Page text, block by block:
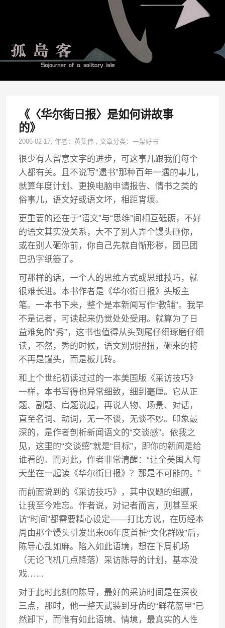
《〈华尔街日报〉是如何讲故事
的》
2006-02-17, 作者：黄集伟 ,文章分类：一架好书
很少有人留意文字的进步，可这事儿跟我们每个
人都有关。且不说写“遗书”那种百年一遇的事儿，
就算年度计划、更换电脑申请报告、情书之类的
俗事儿，语文好或语文坏，相距宵壤。
更重要的还在于“语文”与“思维”间相互砥砺，不好
的语文其实没关系，大不了别人弄个馒头砸你，
或在别人砸你前，你自己先就自惭形秽，团巴团
巴扔字纸篓了。
可那样的话，一个人的思维方式或思维技巧，就
很难长进。本书作者是《华尔街日报》头版主
笔。一本书下来，整个是本新闻写作“教辅”。我早
不是记者，可读起来仍觉处处受用。就算为了日
益难免的“秀”，这书也值得从头到尾仔细琢磨仔细
读，不然，秀的时候，语文别别扭扭，砸来的将
不再是馒头，而是板儿砖。
和上个世纪初读过过的一本美国版《采访技巧》
一样，本书写得也异常细致，细到毫厘。它从正
题、副题、肩题说起，再说人物、场景、对话，
直至名词、动词，无一不谈，无谈不妙。印象最
深的，是作者剖析新闻语文的“交谈感”。依我之
见，这里的“交谈感”就是“目标”，即你的新闻是给
谁看的。而对此，作者非常清醒：“让全美国人每
天坐在一起读《华尔街日报》？那是不可能的。”
而前面说到的《采访技巧》，其中议题的细腻，
让我至今难忘。作者说，对记者而言，则甚至采
访“时间”都需要精心设定——打比方说，在历经本
周由那个馒头引发出来06年度首桩“文化群殴”后，
陈导心乱如麻。陷入如此语境，想在下周机场
（无论飞机几点降落）采访陈导的计划，基本没
戏……
对于此时此刻的陈导，最好的采访时间是在深夜
三点，那时，他一整天武装到牙齿的“鲜花盔甲”已
然卸下，而惟有如此语境、情境，最真实的人性